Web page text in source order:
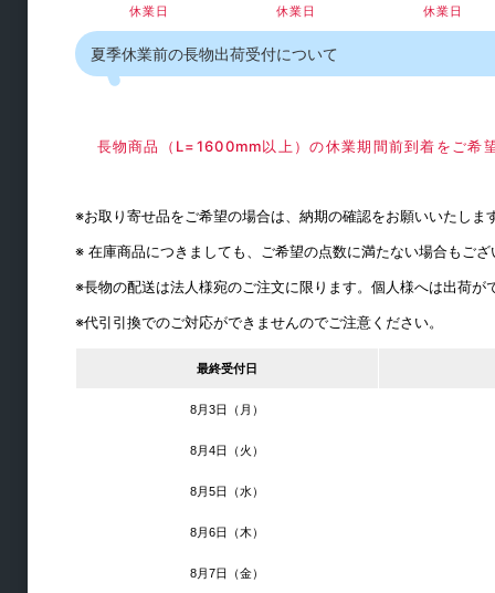
建築金物
休業日 休業日 休業日
夏季休業前の長物出荷受付について
長物商品（L=1600mm以上）の休業期間前到着をご希
※お取り寄せ品をご希望の場合は、納期の確認をお願いいたしま
※ 在庫商品につきましても、ご希望の点数に満たない場合もご
※長物の配送は法人様宛のご注文に限ります。個人様へは出荷が
※代引引換でのご対応ができませんのでご注意ください。
最終受付日
8月3日（月）
8月4日（火）
8月5日（水）
8月6日（木）
8月7日（金）